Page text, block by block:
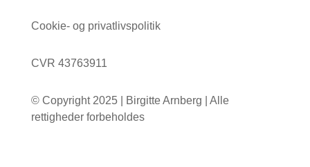
Cookie- og privatlivspolitik
CVR 43763911
© Copyright 2025 | Birgitte Arnberg | Alle
rettigheder forbeholdes